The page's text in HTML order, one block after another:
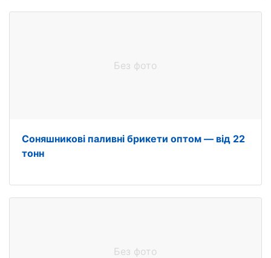
Без фото
Соняшникові паливні брикети оптом — від 22
тонн
Без фото